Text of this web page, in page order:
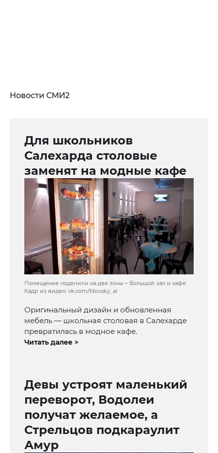
Новости СМИ2
Для школьников
Салехарда столовые
заменят на модные кафе
Помещение поделили на две зоны – большой зал и кафе.
Кадр из видео: vk.com/titovsky_al
Оригинальный дизайн и обновленная
мебель — школьная столовая в Салехарде
превратилась в модное кафе.
Читать далее >
Девы устроят маленький
переворот, Водолеи
получат желаемое, а
Стрельцов подкараулит
Амур